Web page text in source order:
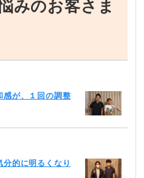
みのお客さま
感が、１回の調整
分的に明るくなり